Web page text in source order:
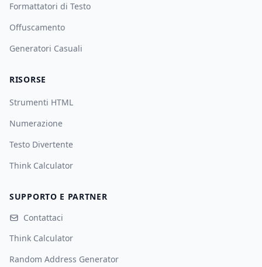
Formattatori di Testo
Offuscamento
Generatori Casuali
RISORSE
Strumenti HTML
Numerazione
Testo Divertente
Think Calculator
SUPPORTO E PARTNER
Contattaci
Think Calculator
Random Address Generator